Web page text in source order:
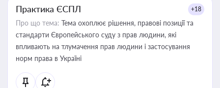
Практика ЄСПЛ +18
Про що тема: Тема охоплює рішення, правові позиції та
стандарти Європейського суду з прав людини, які
впливають на тлумачення прав людини і застосування
норм права в Україні